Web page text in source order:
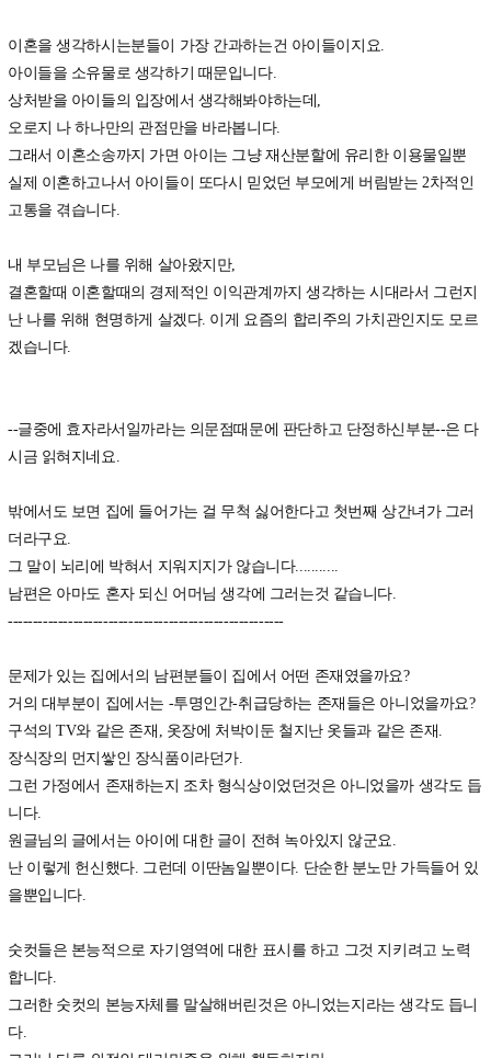
이혼을 생각하시는분들이 가장 간과하는건 아이들이지요.
아이들을 소유물로 생각하기 때문입니다.
상처받을 아이들의 입장에서 생각해봐야하는데,
오로지 나 하나만의 관점만을 바라봅니다.
그래서 이혼소송까지 가면 아이는 그냥 재산분할에 유리한 이용물일뿐
실제 이혼하고나서 아이들이 또다시 믿었던 부모에게 버림받는 2차적인
고통을 겪습니다.
내 부모님은 나를 위해 살아왔지만,
결혼할때 이혼할때의 경제적인 이익관계까지 생각하는 시대라서 그런지
난 나를 위해 현명하게 살겠다. 이게 요즘의 합리주의 가치관인지도 모르
겠습니다.
--글중에 효자라서일까라는 의문점때문에 판단하고 단정하신부분--은 다
시금 읽혀지네요.
밖에서도 보면 집에 들어가는 걸 무척 싫어한다고 첫번째 상간녀가 그러
더라구요.
그 말이 뇌리에 박혀서 지워지지가 않습니다...........
남편은 아마도 혼자 되신 어머님 생각에 그러는것 같습니다.
-------------------------------------------------------
문제가 있는 집에서의 남편분들이 집에서 어떤 존재였을까요?
거의 대부분이 집에서는 -투명인간-취급당하는 존재들은 아니었을까요?
구석의 TV와 같은 존재, 옷장에 처박이둔 철지난 옷들과 같은 존재.
장식장의 먼지쌓인 장식품이라던가.
그런 가정에서 존재하는지 조차 형식상이었던것은 아니었을까 생각도 듭
니다.
원글님의 글에서는 아이에 대한 글이 전혀 녹아있지 않군요.
난 이렇게 헌신했다. 그런데 이딴놈일뿐이다. 단순한 분노만 가득들어 있
을뿐입니다.
숫컷들은 본능적으로 자기영역에 대한 표시를 하고 그것 지키려고 노력
합니다.
그러한 숫컷의 본능자체를 말살해버린것은 아니었는지라는 생각도 듭니
다.